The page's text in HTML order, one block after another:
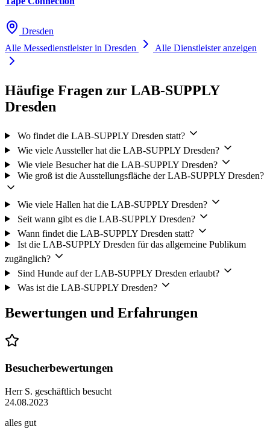
Dresden
Alle Messedienstleister in Dresden
Alle Dienstleister anzeigen
Häufige Fragen zur LAB-SUPPLY
Dresden
Wo findet die LAB-SUPPLY Dresden statt?
Wie viele Aussteller hat die LAB-SUPPLY Dresden?
Wie viele Besucher hat die LAB-SUPPLY Dresden?
Wie groß ist die Ausstellungsfläche der LAB-SUPPLY Dresden?
Wie viele Hallen hat die LAB-SUPPLY Dresden?
Seit wann gibt es die LAB-SUPPLY Dresden?
Wann findet die LAB-SUPPLY Dresden statt?
Ist die LAB-SUPPLY Dresden für das allgemeine Publikum
zugänglich?
Sind Hunde auf der LAB-SUPPLY Dresden erlaubt?
Was ist die LAB-SUPPLY Dresden?
Bewertungen und Erfahrungen
Besucherbewertungen
Herr S. geschäftlich besucht
24.08.2023
alles gut